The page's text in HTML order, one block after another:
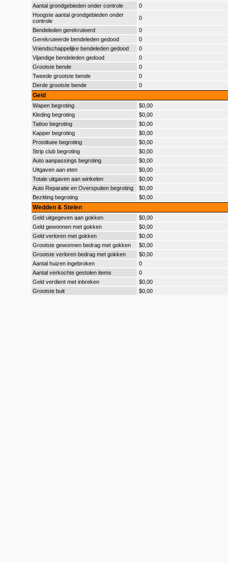
Aantal grondgebieden onder controle
0
Hoogste aantal grondgebieden onder
controle
0
Bendeleden gerekruteerd
0
Gerekruteerde bendeleden gedood
0
Vriendschappelijke bendeleden gedood
0
Vijandige bendeleden gedood
0
Grootste bende
0
Tweede grootste bende
0
Derde grootste bende
0
Geld
Wapen begroting
$0,00
Kleding begroting
$0,00
Tattoo begroting
$0,00
Kapper begroting
$0,00
Prostituee begroting
$0,00
Strip club begroting
$0,00
Auto aanpassings begroting
$0,00
Uitgaven aan eten
$0,00
Totale uitgaven aan winkelen
$0,00
Auto Reparatie en Overspuiten begroting
$0,00
Bezitting begroting
$0,00
Wedden & Stelen
Geld uitgegeven aan gokken
$0,00
Geld gewonnen met gokken
$0,00
Geld verloren met gokken
$0,00
Grootste gewonnen bedrag met gokken
$0,00
Grootste verloren bedrag met gokken
$0,00
Aantal huizen ingebroken
0
Aantal verkochte gestolen items
0
Geld verdient met inbreken
$0,00
Grootste buit
$0,00